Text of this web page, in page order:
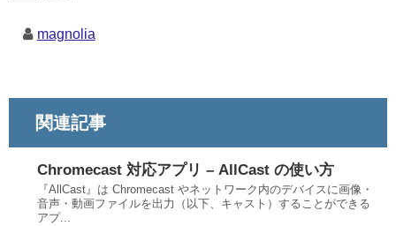
magnolia
関連記事
Chromecast 対応アプリ – AllCast の使い方
『AllCast』は Chromecast やネットワーク内のデバイスに画像・
音声・動画ファイルを出力（以下、キャスト）することができる
アプ...